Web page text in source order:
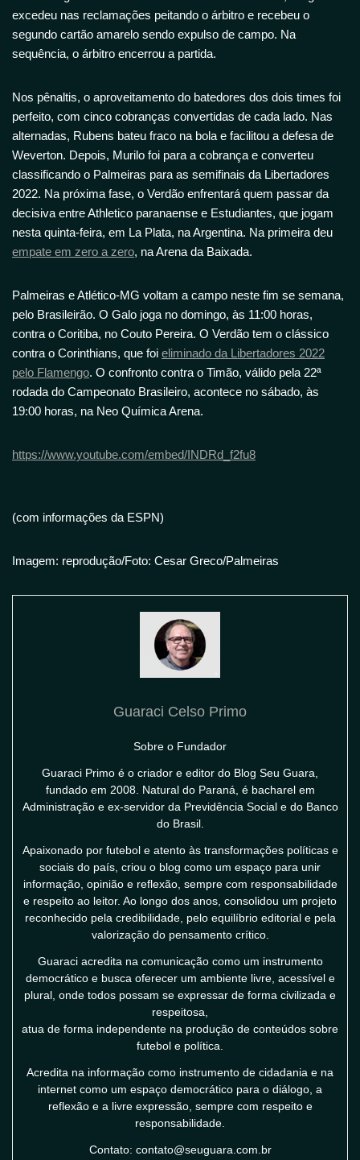
excedeu nas reclamações peitando o árbitro e recebeu o
segundo cartão amarelo sendo expulso de campo. Na
sequência, o árbitro encerrou a partida.
Nos pênaltis, o aproveitamento do batedores dos dois times foi
perfeito, com cinco cobranças convertidas de cada lado. Nas
alternadas, Rubens bateu fraco na bola e facilitou a defesa de
Weverton. Depois, Murilo foi para a cobrança e converteu
classificando o Palmeiras para as semifinais da Libertadores
2022. Na próxima fase, o Verdão enfrentará quem passar da
decisiva entre Athletico paranaense e Estudiantes, que jogam
nesta quinta-feira, em La Plata, na Argentina. Na primeira deu
empate em zero a zero, na Arena da Baixada.
Palmeiras e Atlético-MG voltam a campo neste fim se semana,
pelo Brasileirão. O Galo joga no domingo, às 11:00 horas,
contra o Coritiba, no Couto Pereira. O Verdão tem o clássico
contra o Corinthians, que foi eliminado da Libertadores 2022
pelo Flamengo. O confronto contra o Timão, válido pela 22ª
rodada do Campeonato Brasileiro, acontece no sábado, às
19:00 horas, na Neo Química Arena.
https://www.youtube.com/embed/INDRd_f2fu8
(com informações da ESPN)
Imagem: reprodução/Foto: Cesar Greco/Palmeiras
Guaraci Celso Primo
Sobre o Fundador
Guaraci Primo é o criador e editor do Blog Seu Guara,
fundado em 2008. Natural do Paraná, é bacharel em
Administração e ex-servidor da Previdência Social e do Banco
do Brasil.
Apaixonado por futebol e atento às transformações políticas e
sociais do país, criou o blog como um espaço para unir
informação, opinião e reflexão, sempre com responsabilidade
e respeito ao leitor. Ao longo dos anos, consolidou um projeto
reconhecido pela credibilidade, pelo equilíbrio editorial e pela
valorização do pensamento crítico.
Guaraci acredita na comunicação como um instrumento
democrático e busca oferecer um ambiente livre, acessível e
plural, onde todos possam se expressar de forma civilizada e
respeitosa,
atua de forma independente na produção de conteúdos sobre
futebol e política.
Acredita na informação como instrumento de cidadania e na
internet como um espaço democrático para o diálogo, a
reflexão e a livre expressão, sempre com respeito e
responsabilidade.
Contato: contato@seuguara.com.br